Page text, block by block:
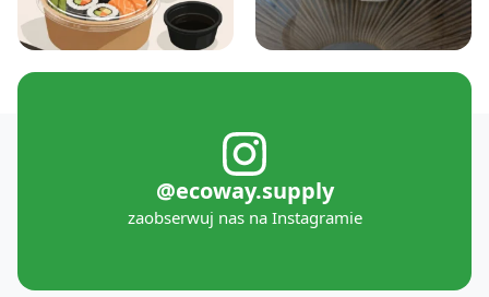
@ecoway.supply
zaobserwuj nas na Instagramie